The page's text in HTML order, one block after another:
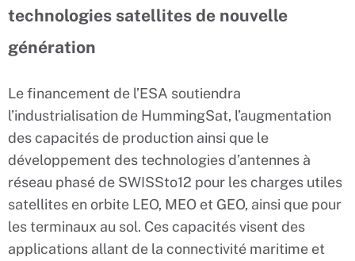
technologies satellites de nouvelle
génération
Le financement de l’ESA soutiendra
l’industrialisation de HummingSat, l’augmentation
des capacités de production ainsi que le
développement des technologies d’antennes à
réseau phasé de SWISSto12 pour les charges utiles
satellites en orbite LEO, MEO et GEO, ainsi que pour
les terminaux au sol. Ces capacités visent des
applications allant de la connectivité maritime et